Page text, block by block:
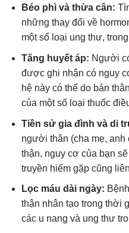
Béo phì và thừa cân:
những thay đổi về
một số loại ung thư,
Tăng huyết áp: Người
được ghi nhận có nguy
hệ này có thể do bản
của một số loại thuốc
Tiền sử gia đình và di
người thân (cha mẹ,
thận, nguy cơ của bạn
truyền hiếm gặp cũng
Lọc máu dài ngày:
thận nhân tạo trong thời
các u nang và ung thư